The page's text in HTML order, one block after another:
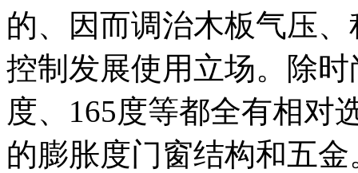
的、因而调治木板气压
控制发展使用立场。除
度、165度等都全有相对
的膨胀度门窗结构和五